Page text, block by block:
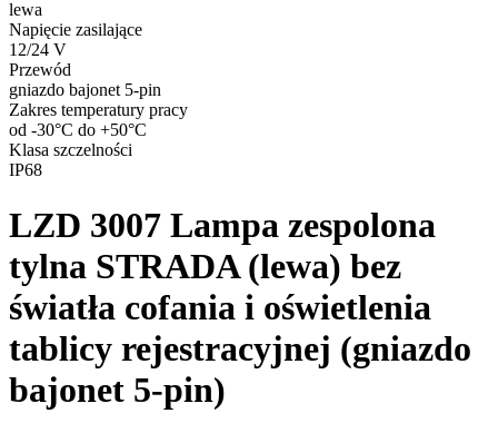
lewa
Napięcie zasilające
12/24 V
Przewód
gniazdo bajonet 5-pin
Zakres temperatury pracy
od -30°C do +50°C
Klasa szczelności
IP68
LZD 3007 Lampa zespolona
tylna STRADA (lewa) bez
światła cofania i oświetlenia
tablicy rejestracyjnej (gniazdo
bajonet 5-pin)